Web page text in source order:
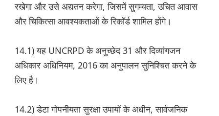
रखेगा और उसे अद्यतन करेगा, जिसमें सुगम्यता, उचित आवास
और चिकित्सा आवश्यकताओं के रिकॉर्ड शामिल होंगे।
14.1) यह UNCRPD के अनुच्छेद 31 और दिव्यांगजन
अधिकार अधिनियम, 2016 का अनुपालन सुनिश्चित करने के
लिए है।
14.2) डेटा गोपनीयता सुरक्षा उपायों के अधीन, सार्वजनिक